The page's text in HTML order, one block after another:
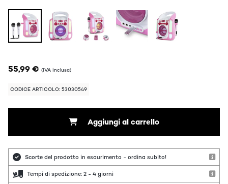
55,99 € (IVA inclusa)
CODICE ARTICOLO: 53030549
Aggiungi al carrello
Scorte del prodotto in esaurimento - ordina subito!
Tempi di spedizione: 2 - 4 giorni